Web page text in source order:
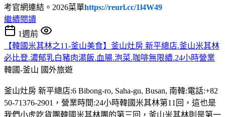
考官網連結。2026菜單https://reurl.cc/1l4W49
繼續閱讀
1週前
【韓國米其林之11-釜山美食】釜山灶房 新平總店.釜山米其林
必比登.濃郁乳白豬肉湯飯.血腸.泡菜.咖啡無限續.24小時營業
韓國-釜山 國外旅遊
釜山灶房 新平總店:6 Bibong-ro, Saha-gu, Busan, 南韓:電話:+82
50-71376-2901，營業時間:24小時韓國米其林第11回，這也是
我們小虎吃貨團韓國米其林團的第三回，釜山米其林則是第一